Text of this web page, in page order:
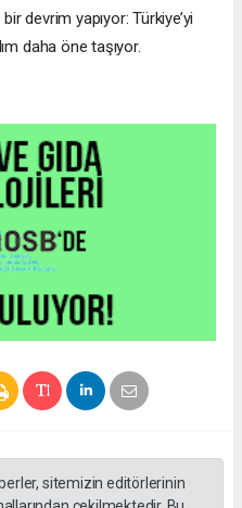
devrim yapıyor: Türkiye’yi
daha öne taşıyor.
sitemizin editörlerinin